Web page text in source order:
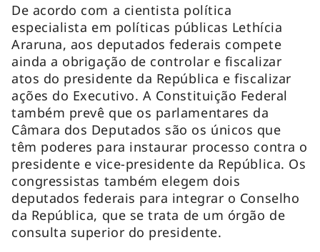
De acordo com a cientista política
especialista em políticas públicas Lethícia
Araruna, aos deputados federais compete
ainda a obrigação de controlar e fiscalizar
atos do presidente da República e fiscalizar
ações do Executivo. A Constituição Federal
também prevê que os parlamentares da
Câmara dos Deputados são os únicos que
têm poderes para instaurar processo contra o
presidente e vice-presidente da República. Os
congressistas também elegem dois
deputados federais para integrar o Conselho
da República, que se trata de um órgão de
consulta superior do presidente.